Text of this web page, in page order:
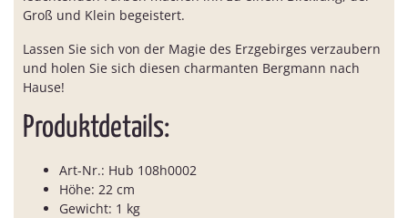
Groß und Klein begeistert.
Lassen Sie sich von der Magie des Erzgebirges verzaubern
und holen Sie sich diesen charmanten Bergmann nach
Hause!
Produktdetails:
Art-Nr.: Hub 108h0002
Höhe: 22 cm
Gewicht: 1 kg